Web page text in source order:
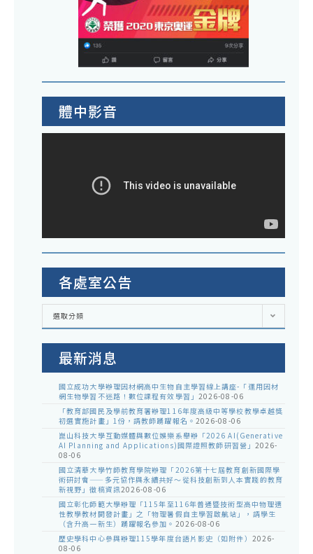
體中影音
各處室公告
各
室
告
選取分類
最新消息
國立成功大學辦理因材網高中生物自主學習線上講座-「運用因材
網生物學習不迷路！數位課程有效學習」 2026-08-06
「教育部國民及學前教育署辦理116年度高級中等學校教學卓越獎
初選實施計畫」1份，請教師踴躍報名。 2026-08-06
崑山科技大學互動媒體與數位娛樂系舉辦「2026 AI(Generative
AI Planning and Applications)國際證照教師研習營」 2026-
08-06
國立清華大學竹師教育學院辦理「2026第十七屆教育創新國際學
術研討會——多元協作與永續共好～從科技創新到人本實踐的教育
新視野」徵稿資訊2026-08-06
國立彰化師範大學辦理「115年至116年普通暨技術型高中物理適
性教學教材開發計畫」之「物理暑假自主學習啟航站」，請學生
（含升高一新生）踴躍報名參加。 2026-08-06
歷史學科中心參與辦理115學年度台語片影史（如附件） 2026-
08-06